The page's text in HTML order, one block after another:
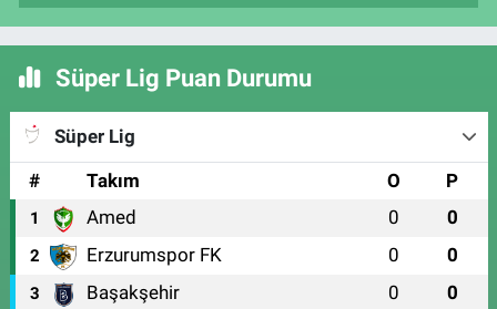
Süper Lig Puan Durumu
Süper Lig
#
Takım O P
1 Amed 0 0
2 Erzurumspor FK 0 0
3 Başakşehir 0 0